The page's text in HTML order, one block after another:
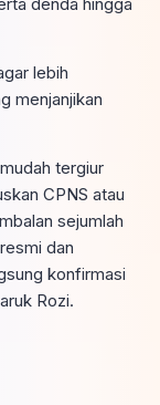
lebih
menjanjikan
tergiur
CPNS atau
sejumlah
dan
konfirmasi
Rozi.